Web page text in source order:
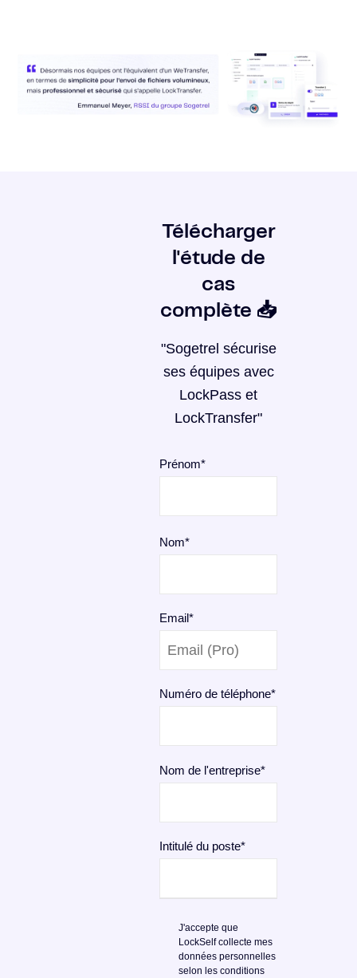
Télécharger
l'étude de
cas
complète 📥
"Sogetrel sécurise
ses équipes avec
LockPass et
LockTransfer"
Prénom*
Nom*
Email*
Numéro de téléphone*
Nom de l'entreprise*
Intitulé du poste*
J'accepte que
LockSelf collecte mes
données personnelles
selon les conditions